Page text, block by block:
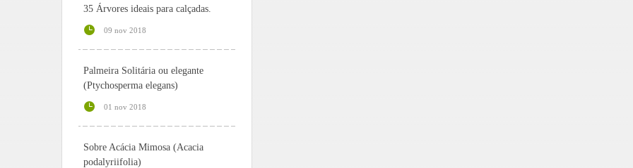
35 Árvores ideais para calçadas.
09 nov 2018
Palmeira Solitária ou elegante
(Ptychosperma elegans)
01 nov 2018
Sobre Acácia Mimosa (Acacia
podalyriifolia)